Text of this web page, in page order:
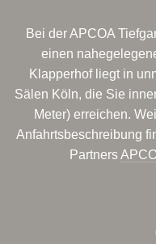
Bei der APCOA
einen
Klapperhof liegt in
Sälen Köln, die Sie
Meter) erreichen.
Anfahrtsbeschreibung
Partners